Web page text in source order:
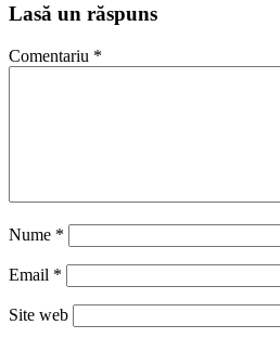
Lasă un răspuns
Comentariu *
Nume *
Email *
Site web